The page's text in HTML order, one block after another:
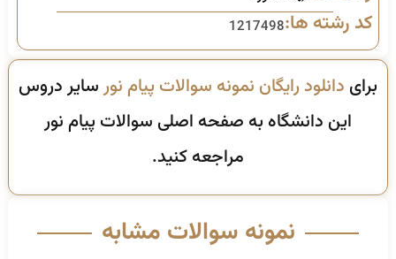
کد رشته ها:1217498
برای دانلود رایگان نمونه سوالات پیام نورسایر دروس
این دانشگاه به صفحه اصلی سوالات پیام نور
مراجعه کنید.
نمونه سوالات مشابه